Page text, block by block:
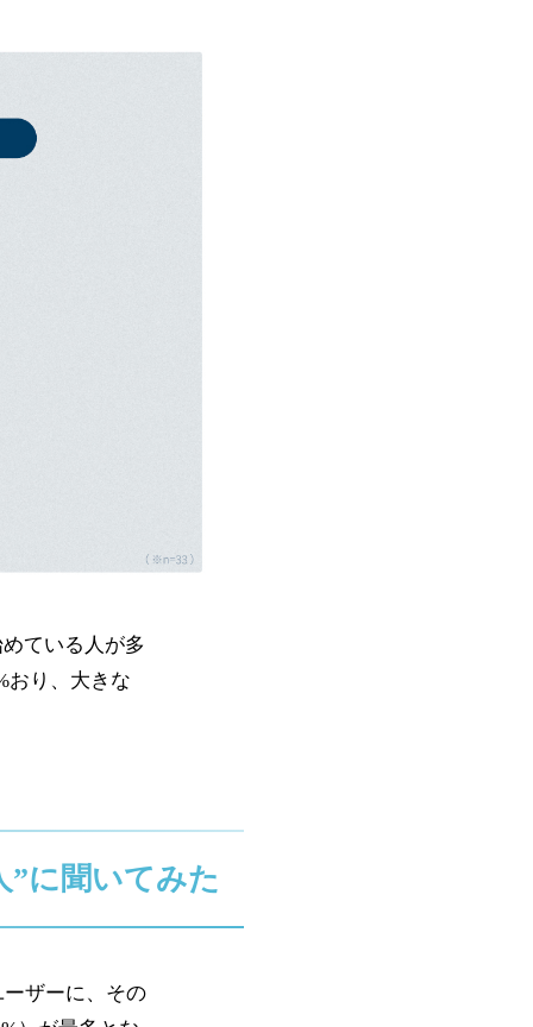
ている人が多
おり、大きな
”に聞いてみた
ザーに、その